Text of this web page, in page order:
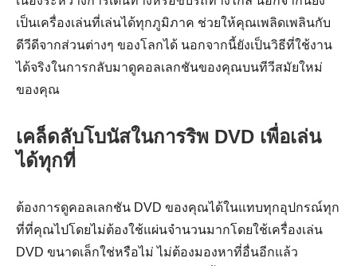
เป็นเครื่องเล่นที่เล่นได้ทุกภูมิภาค ช่วยให้คุณเพลิดเพลินกับ
ดีวีดีจากส่วนต่างๆ ของโลกได้ นอกจากนี้ยังเป็นวิธีที่ใช้งาน
ได้จริงในการกลับมาดูคอลเลกชันของคุณบนทีวีสมัยใหม่
ของคุณ
เคล็ดลับโบนัสในการริพ DVD เพื่อเล่น
ได้ทุกที่
ต้องการดูคอลเลกชัน DVD ของคุณได้ในแทบทุกอุปกรณ์ทุก
ที่ที่คุณไปโดยไม่ต้องใช้แผ่นจำนวนมากโดยใช้เครื่องเล่น
DVD ขนาดเล็กใช่หรือไม่ ไม่ต้องมองหาที่อื่นอีกแล้ว